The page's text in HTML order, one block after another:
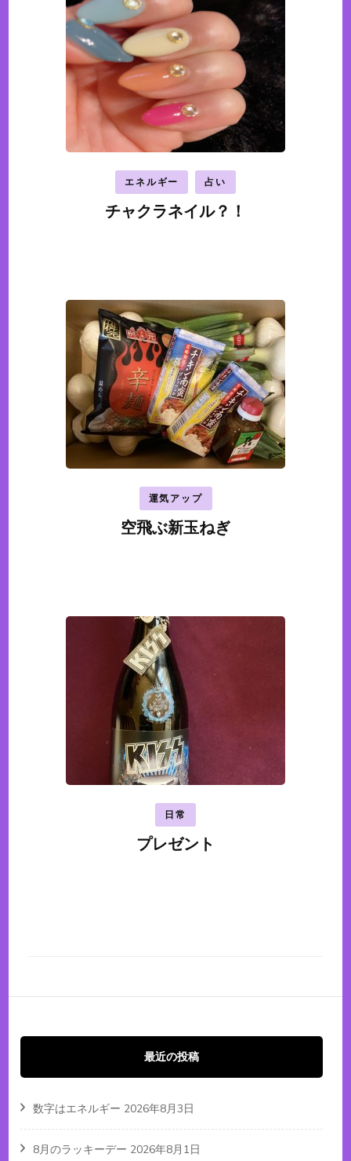
エネルギー 占い
チャクラネイル？！
運気アップ
空飛ぶ新玉ねぎ
日常
プレゼント
最近の投稿
数字はエネルギー 2026年8月3日
8月のラッキーデー 2026年8月1日